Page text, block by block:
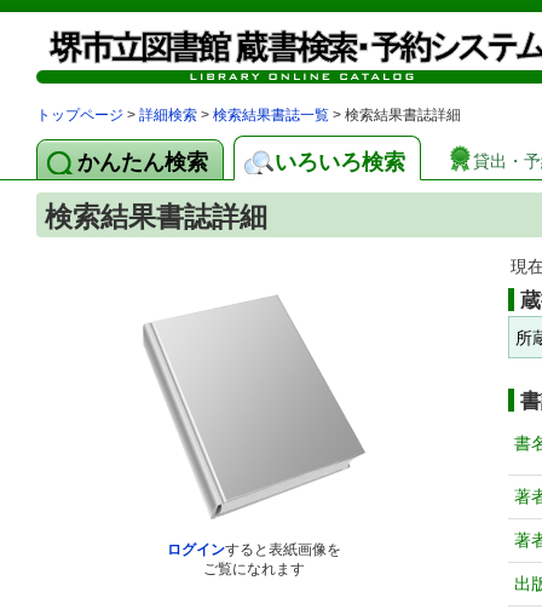
トップページ > 詳細検索 > 検索結果書誌一覧 > 検索結果書誌詳細
かんたん検索 いろいろ検索 貸出・
検索結果書誌詳細
ログインすると表紙画像を
ご覧になれます
現
所
書
著
著
出